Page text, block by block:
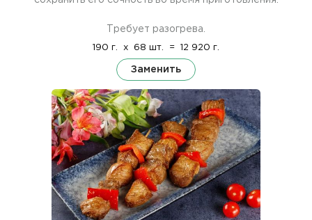
Требует разогрева.
190 г. x 68 шт. = 12 920 г.
Заменить